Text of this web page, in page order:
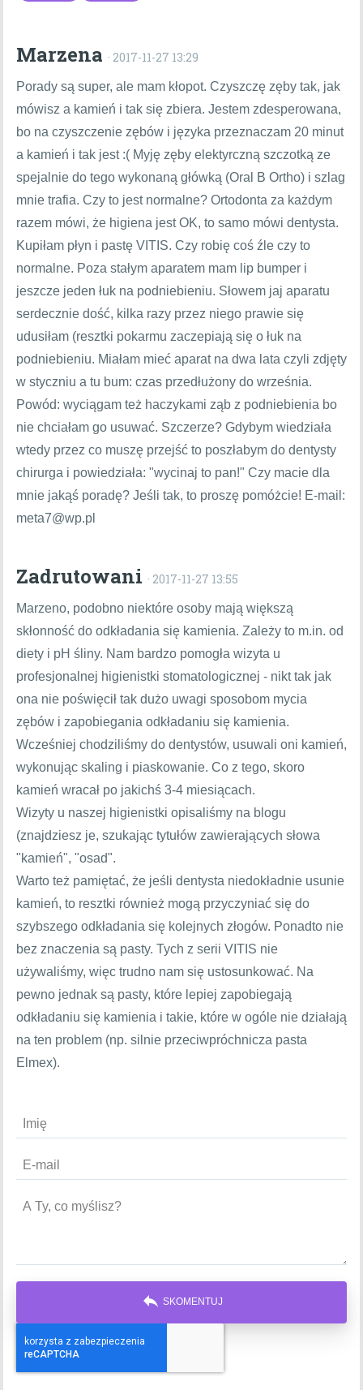
Marzena · 2017-11-27 13:29
Porady są super, ale mam kłopot. Czyszczę zęby tak, jak
mówisz a kamień i tak się zbiera. Jestem zdesperowana,
bo na czyszczenie zębów i języka przeznaczam 20 minut
a kamień i tak jest :( Myję zęby elektyrczną szczotką ze
spejalnie do tego wykonaną główką (Oral B Ortho) i szlag
mnie trafia. Czy to jest normalne? Ortodonta za każdym
razem mówi, że higiena jest OK, to samo mówi dentysta.
Kupiłam płyn i pastę VITIS. Czy robię coś źle czy to
normalne. Poza stałym aparatem mam lip bumper i
jeszcze jeden łuk na podniebieniu. Słowem jaj aparatu
serdecznie dość, kilka razy przez niego prawie się
udusiłam (resztki pokarmu zaczepiają się o łuk na
podniebieniu. Miałam mieć aparat na dwa lata czyli zdjęty
w styczniu a tu bum: czas przedłużony do września.
Powód: wyciągam też haczykami ząb z podniebienia bo
nie chciałam go usuwać. Szczerze? Gdybym wiedziała
wtedy przez co muszę przejść to poszłabym do dentysty
chirurga i powiedziała: "wycinaj to pan!" Czy macie dla
mnie jakąś poradę? Jeśli tak, to proszę pomóżcie! E-mail:
meta7@wp.pl
Zadrutowani · 2017-11-27 13:55
Marzeno, podobno niektóre osoby mają większą
skłonność do odkładania się kamienia. Zależy to m.in. od
diety i pH śliny. Nam bardzo pomogła wizyta u
profesjonalnej higienistki stomatologicznej - nikt tak jak
ona nie poświęcił tak dużo uwagi sposobom mycia
zębów i zapobiegania odkładaniu się kamienia.
Wcześniej chodziliśmy do dentystów, usuwali oni kamień,
wykonując skaling i piaskowanie. Co z tego, skoro
kamień wracał po jakichś 3-4 miesiącach.
Wizyty u naszej higienistki opisaliśmy na blogu
(znajdziesz je, szukając tytułów zawierających słowa
"kamień", "osad".
Warto też pamiętać, że jeśli dentysta niedokładnie usunie
kamień, to resztki również mogą przyczyniać się do
szybszego odkładania się kolejnych złogów. Ponadto nie
bez znaczenia są pasty. Tych z serii VITIS nie
używaliśmy, więc trudno nam się ustosunkować. Na
pewno jednak są pasty, które lepiej zapobiegają
odkładaniu się kamienia i takie, które w ogóle nie działają
na ten problem (np. silnie przeciwpróchnicza pasta
Elmex).
reply SKOMENTUJ